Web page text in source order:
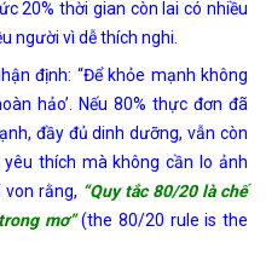
20% thời gian còn lai có nhiều
người vì dễ thích nghi.
định: “Để khỏe mạnh không
hảo’. Nếu 80% thực đơn đã
đầy đủ dinh dưỡng, vẫn còn
thích mà không cần lo ảnh
von rằng, “Quy tắc 80/20 là chế
mơ”(the 80/20 rule is the